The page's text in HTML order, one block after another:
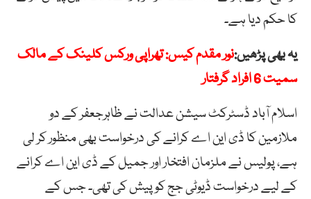
کا حکم دیا ہے۔
یہ بھی پڑھیں:نور مقدم کیس: تھراپی ورکس کلینک کے مالک
سمیت 6 افراد گرفتار
اسلام آباد ڈسٹرکٹ سیشن عدالت نے ظاہرجعفر کے دو
ملازمین کا ڈی این اے کرانے کی درخواست بھی منظور کر لی
ہے، پولیس نے ملزمان افتخار اور جمیل کے ڈی این اے کرانے
کے لیے درخواست ڈیوٹی جج کو پیش کی تھی۔ جس کے